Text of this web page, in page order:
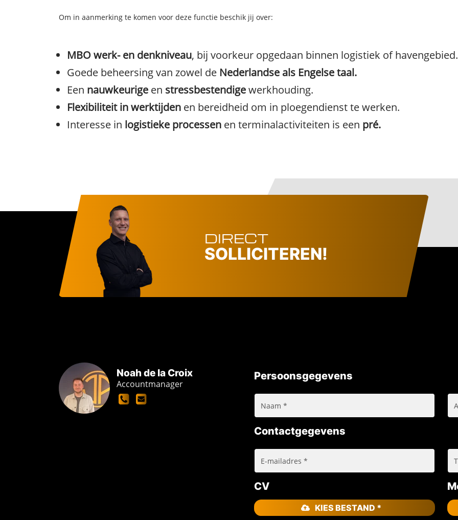
Om in aanmerking te komen voor deze functie beschik jij over:
MBO werk- en denkniveau, bij voorkeur opgedaan binnen logistiek of havengebied.
Goede beheersing van zowel de Nederlandse als Engelse taal.
Een nauwkeurige en stressbestendigewerkhouding.
Flexibiliteit in werktijden en bereidheid om in ploegendienst te werken.
Interesse in logistieke processen en terminalactiviteiten is een pré.
DIRECT
SOLLICITEREN!
Noah de la Croix
Accountmanager
Persoonsgegevens
Contactgegevens
CV
KIES BESTAND *